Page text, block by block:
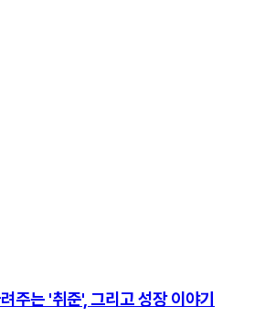
주는 '취준', 그리고 성장 이야기